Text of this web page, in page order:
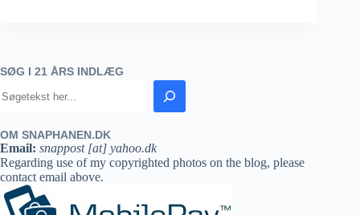
SØG I 21 ÅRS INDLÆG
OM SNAPHANEN.DK
Email: snappost [at] yahoo.dk
Regarding use of my copyrighted photos on the blog, please
contact email above.